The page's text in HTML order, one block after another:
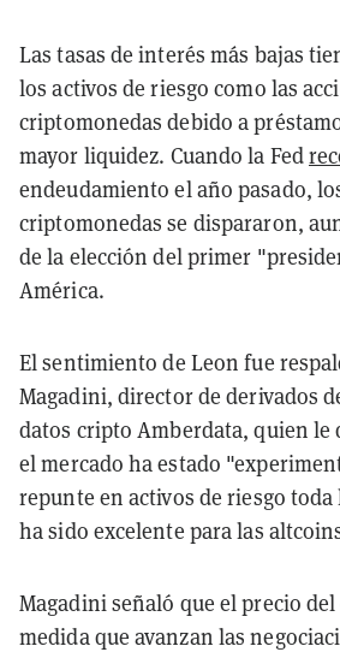
Las tasas de interés más bajas
los activos de riesgo como las
criptomonedas debido a
mayor liquidez. Cuando la Fed
endeudamiento el año pasado,
criptomonedas se dispararon,
de la elección del primer
América.
El sentimiento de Leon fue
Magadini, director de derivados
datos cripto Amberdata, quien
el mercado ha estado
repunte en activos de riesgo toda
ha sido excelente para las
Magadini señaló que el precio
medida que avanzan las